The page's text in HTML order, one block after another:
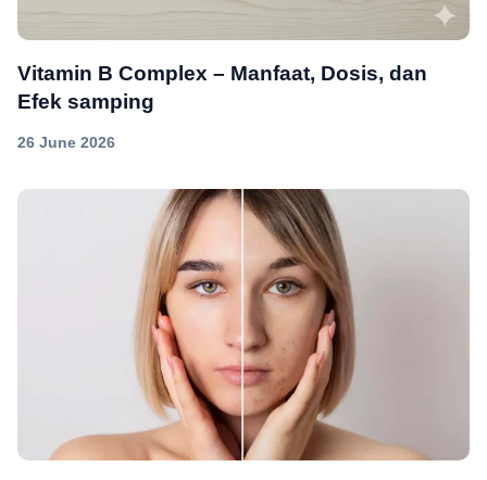
Vitamin B Complex – Manfaat, Dosis, dan
Efek samping
26 June 2026